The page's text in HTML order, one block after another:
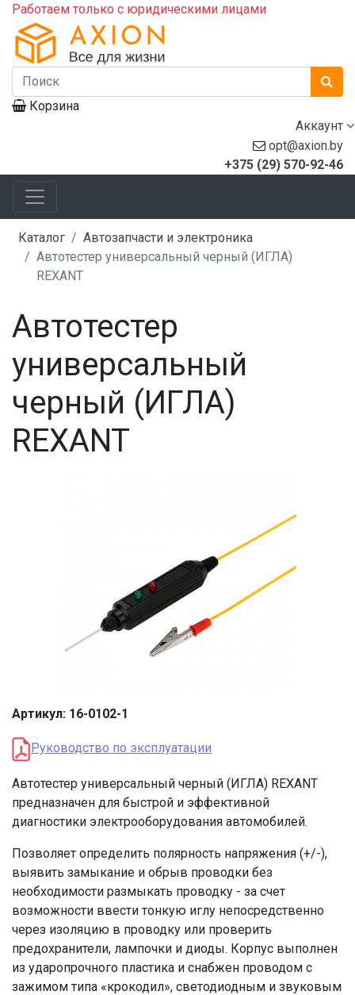
Работаем только с юридическими лицами
Корзина
Аккаунт
opt@axion.by
+375 (29) 570-92-46
Каталог
Автозапчасти и электроника
Автотестер универсальный черный (ИГЛА)
REXANT
Автотестер
универсальный
черный (ИГЛА)
REXANT
Артикул: 16-0102-1
Руководство по эксплуатации
Автотестер универсальный черный (ИГЛА) REXANT
предназначен для быстрой и эффективной
диагностики электрооборудования автомобилей.
Позволяет определить полярность напряжения (+/-),
выявить замыкание и обрыв проводки без
необходимости размыкать проводку - за счет
возможности ввести тонкую иглу непосредственно
через изоляцию в проводку или проверить
предохранители, лампочки и диоды. Корпус выполнен
из ударопрочного пластика и снабжен проводом с
зажимом типа «крокодил», светодиодным и звуковым